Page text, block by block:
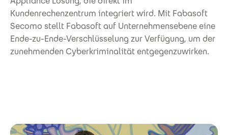
Kundenrechenzentrum integriert wird. Mit Fabasoft
Secomo stellt Fabasoft auf Unternehmensebene eine
Ende-zu-Ende-Verschlüsselung zur Verfügung, um der
zunehmenden Cyberkriminalität entgegenzuwirken.